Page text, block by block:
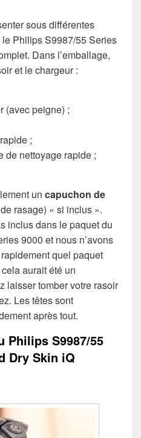
sous différentes
Philips S9987/55 Series
Dans l’emballage,
et le chargeur :
(avec peigne) ;
;
de nettoyage rapide ;
un capuchon de
rasage) « si inclus ».
inclus dans le paquet du
9000 et nous n’avons
quel paquet
aurait été un
laisser tomber votre rasoir
Les têtes sont
après tout.
Philips S9987/55
Dry Skin iQ